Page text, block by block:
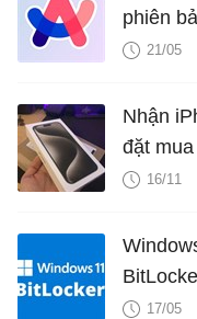
phiên
21/05
Nhận
đặt
16/11
17/05